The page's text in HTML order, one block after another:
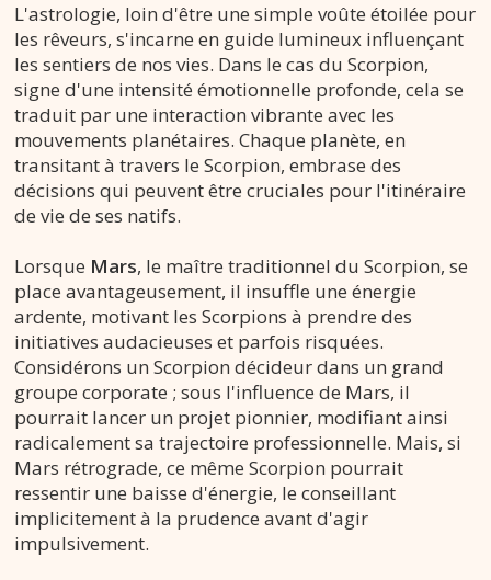
L'astrologie, loin d'être une simple voûte étoilée pour
les rêveurs, s'incarne en guide lumineux influençant
les sentiers de nos vies. Dans le cas du Scorpion,
signe d'une intensité émotionnelle profonde, cela se
traduit par une interaction vibrante avec les
mouvements planétaires. Chaque planète, en
transitant à travers le Scorpion, embrase des
décisions qui peuvent être cruciales pour l'itinéraire
de vie de ses natifs.
Lorsque Mars, le maître traditionnel du Scorpion, se
place avantageusement, il insuffle une énergie
ardente, motivant les Scorpions à prendre des
initiatives audacieuses et parfois risquées.
Considérons un Scorpion décideur dans un grand
groupe corporate ; sous l'influence de Mars, il
pourrait lancer un projet pionnier, modifiant ainsi
radicalement sa trajectoire professionnelle. Mais, si
Mars rétrograde, ce même Scorpion pourrait
ressentir une baisse d'énergie, le conseillant
implicitement à la prudence avant d'agir
impulsivement.